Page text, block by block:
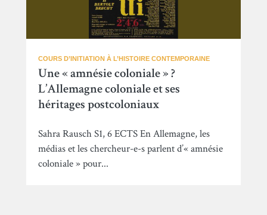
COURS D’INITIATION À L’HISTOIRE CONTEMPORAINE
Une « amnésie coloniale » ?
L’Allemagne coloniale et ses
héritages postcoloniaux
Sahra Rausch S1, 6 ECTS En Allemagne, les
médias et les chercheur-e-s parlent d’« amnésie
coloniale » pour...